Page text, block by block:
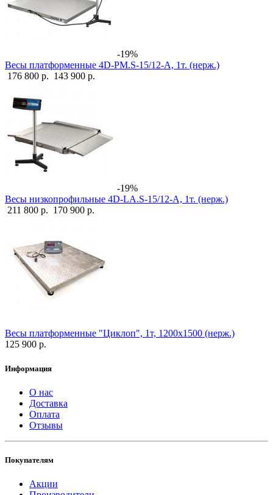
-19%
Весы платформенные 4D-PM.S-15/12-A, 1т. (нерж.)
176 800 р. 143 900 р.
-19%
Весы низкопрофильные 4D-LA.S-15/12-A, 1т. (нерж.)
211 800 р. 170 900 р.
Весы платформенные "Циклоп", 1т, 1200х1500 (нерж.)
125 900 р.
Информация
О нас
Доставка
Оплата
Отзывы
Покупателям
Акции